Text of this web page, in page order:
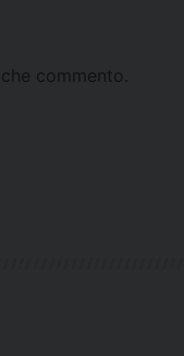
commento.